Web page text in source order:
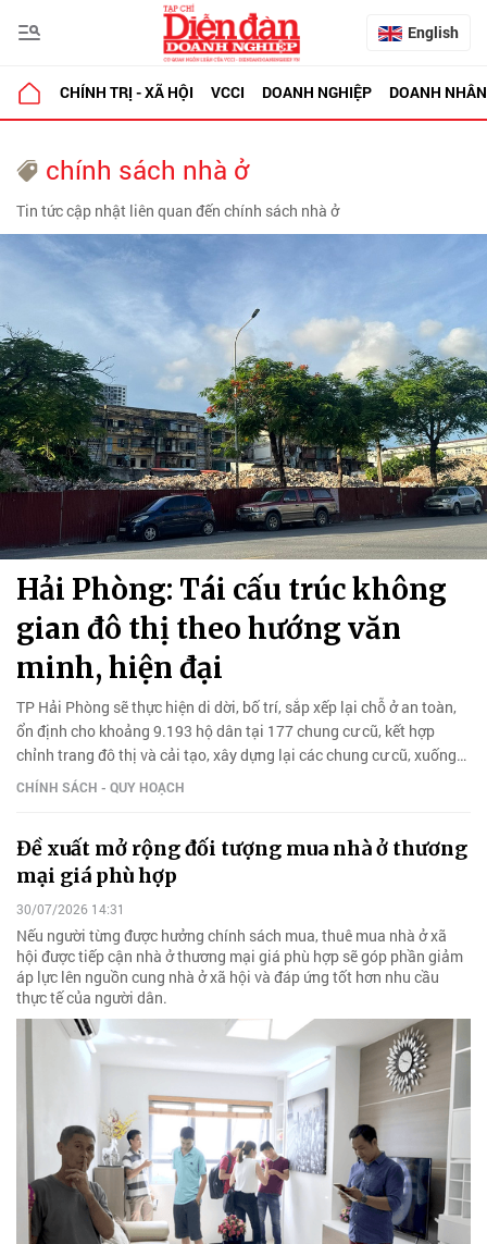
English
CHÍNH TRỊ - XÃ HỘI VCCI DOANH NGHIỆP DOANH NHÂN
chính sách nhà ở
Tin tức cập nhật liên quan đến chính sách nhà ở
Hải Phòng: Tái cấu trúc không
gian đô thị theo hướng văn
minh, hiện đại
TP Hải Phòng sẽ thực hiện di dời, bố trí, sắp xếp lại chỗ ở an toàn,
ổn định cho khoảng 9.193 hộ dân tại 177 chung cư cũ, kết hợp
chỉnh trang đô thị và cải tạo, xây dựng lại các chung cư cũ, xuống
cấp.
CHÍNH SÁCH - QUY HOẠCH
Đề xuất mở rộng đối tượng mua nhà ở thương
mại giá phù hợp
30/07/2026 14:31
Nếu người từng được hưởng chính sách mua, thuê mua nhà ở xã
hội được tiếp cận nhà ở thương mại giá phù hợp sẽ góp phần giảm
áp lực lên nguồn cung nhà ở xã hội và đáp ứng tốt hơn nhu cầu
thực tế của người dân.